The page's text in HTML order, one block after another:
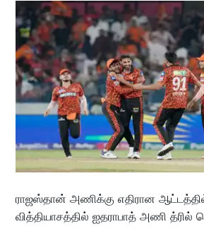
ராஜஸ்தான் அணிக்கு எதிரான
வித்தியாசத்தில் ஐதராபாத் அணி த்ரில்